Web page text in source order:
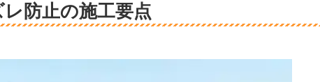
防止の施工要点